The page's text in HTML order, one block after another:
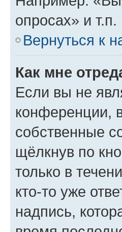
опросах» и т.п.
Вернуться к
Как мне
Если вы не
конференции,
собственные
щёлкнув по
только в
кто-то уже
надпись,